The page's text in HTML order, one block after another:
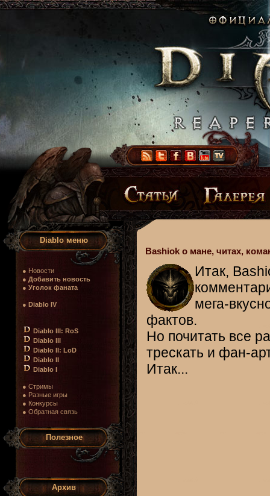
Diablo меню
● Новости
● Добавить новость
● Уголок фаната
● Diablo IV
Diablo III: RoS
Diablo III
Diablo II: LoD
Diablo II
Diablo I
● Стримы
● Разные игры
● Конкурсы
● Обратная связь
Полезное
Архив
Bashiok о мане, читах,
Итак,
мега-
фактов.
Но почитать все
трескать и фан-
Итак...